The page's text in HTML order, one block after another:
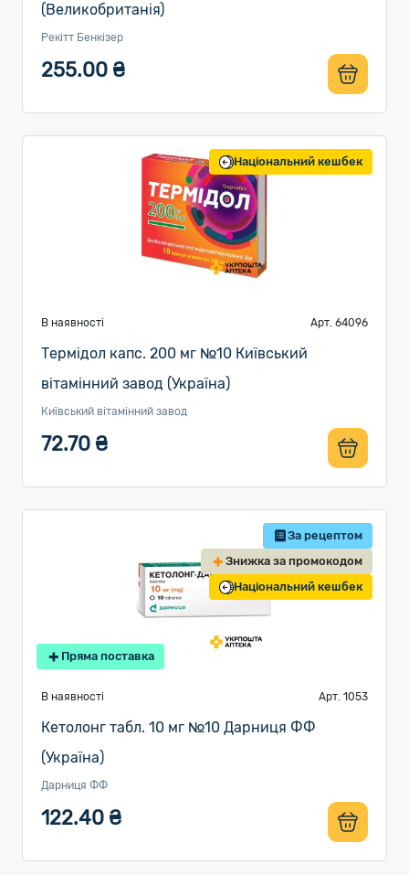
(Великобританія)
Рекітт Бенкізер
255.00 ₴
Національний кешбек
В наявності Арт. 64096
Термідол капс. 200 мг №10 Київський
вітамінний завод (Україна)
Київський вітамінний завод
72.70 ₴
За рецептом
Знижка за промокодом
Національний кешбек
Пряма поставка
В наявності Арт. 1053
Кетолонг табл. 10 мг №10 Дарниця ФФ
(Україна)
Дарниця ФФ
122.40 ₴